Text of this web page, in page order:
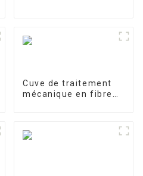
Cuve de traitement
mécanique en fibre